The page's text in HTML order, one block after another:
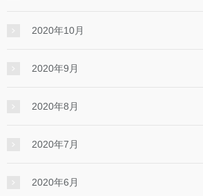
2020年10月
2020年9月
2020年8月
2020年7月
2020年6月